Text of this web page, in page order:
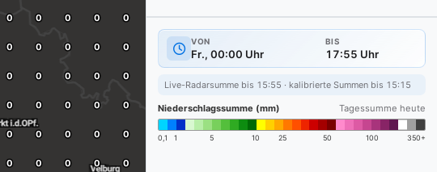
VON
Fr., 00:00 Uhr
BIS
17:55 Uhr
Live-Radarsumme bis 15:55 · kalibrierte Summen bis 15:15
Niederschlagssumme (mm) Tagessumme heute
0,1 1 5 10 25 50 100 350+